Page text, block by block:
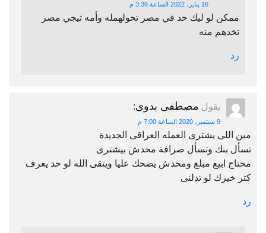
16 يناير، 2022 الساعة 3:36 م
ممكن لو ليك حد في مصر تحولهمله وأمه تيجي مصر
تخدهم منه
رد
يقول مصطفى بدوى:
9 سبتمبر، 2020 الساعة 7:00 م
مين اللى يشترى العمله العراقى الجديدة
تسأل بنك وتسأل صرافة محدش بيشترى
محتاج ابيع مبلغ ومحدش يضحك عليا ويتقى الله لو حد يعرف
كتر خيرك لو تدلنى
رد